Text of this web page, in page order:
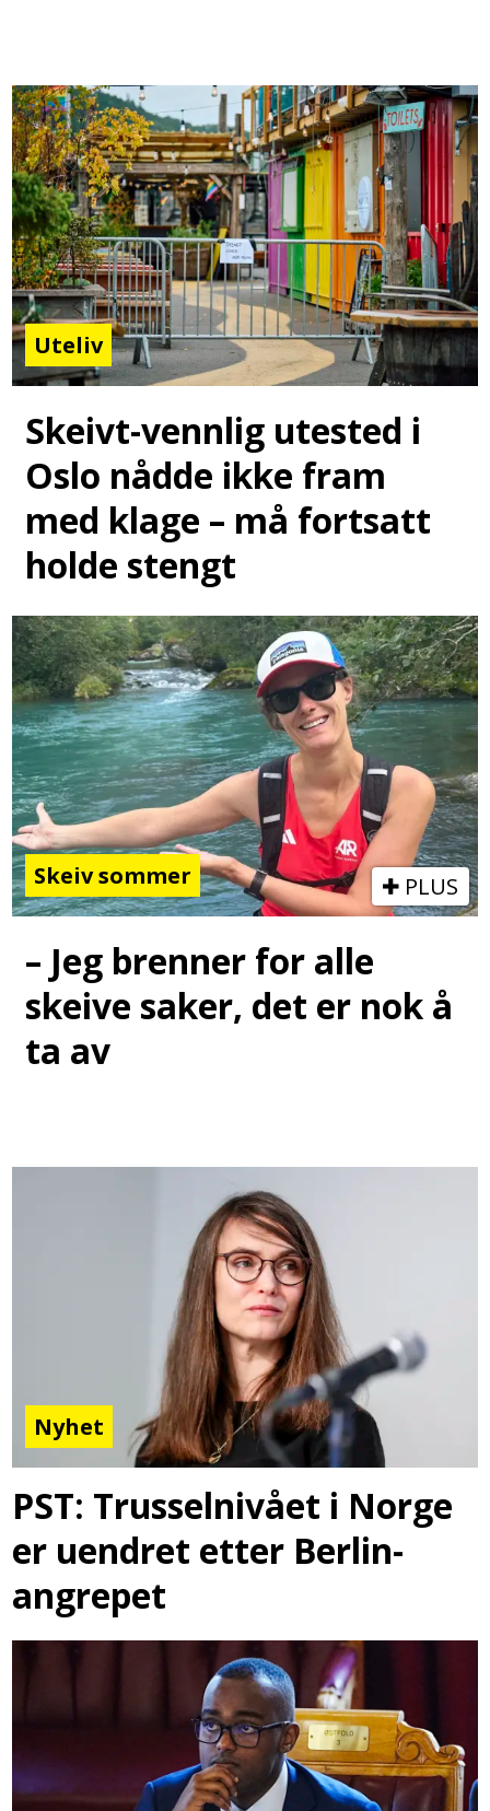
Uteliv
Skeivt-vennlig utested i
Oslo nådde ikke fram
med klage – må fortsatt
holde stengt
Skeiv sommer PLUS
– Jeg brenner for alle
skeive saker, det er nok å
ta av
Nyhet
PST: Trusselnivået i Norge
er uendret etter Berlin-
angrepet